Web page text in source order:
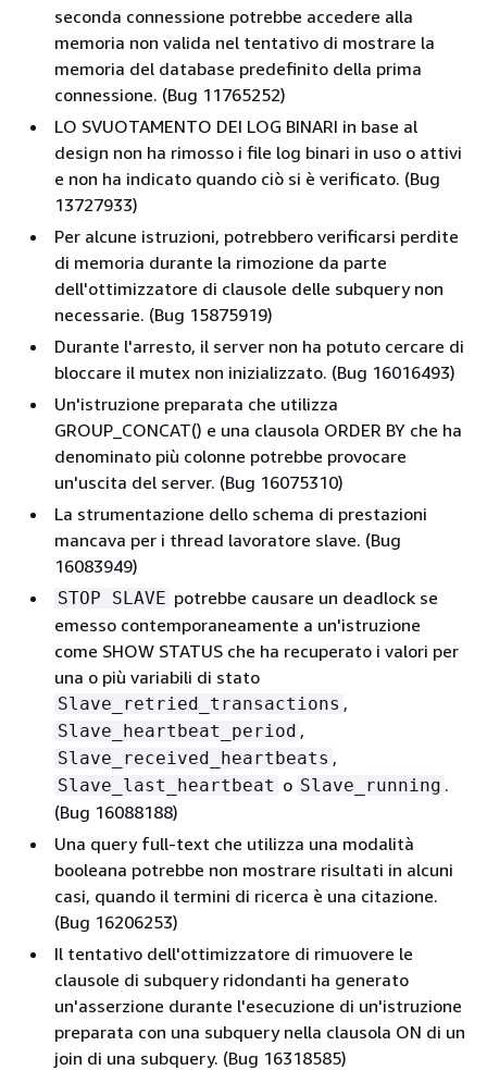
seconda connessione potrebbe accedere alla
memoria non valida nel tentativo di mostrare la
memoria del database predefinito della prima
connessione. (Bug 11765252)
LO SVUOTAMENTO DEI LOG BINARI in base al
design non ha rimosso i file log binari in uso o attivi
e non ha indicato quando ciò si è verificato. (Bug
13727933)
Per alcune istruzioni, potrebbero verificarsi perdite
di memoria durante la rimozione da parte
dell'ottimizzatore di clausole delle subquery non
necessarie. (Bug 15875919)
Durante l'arresto, il server non ha potuto cercare di
bloccare il mutex non inizializzato. (Bug 16016493)
Un'istruzione preparata che utilizza
GROUP_CONCAT() e una clausola ORDER BY che ha
denominato più colonne potrebbe provocare
un'uscita del server. (Bug 16075310)
La strumentazione dello schema di prestazioni
mancava per i thread lavoratore slave. (Bug
16083949)
STOP SLAVE potrebbe causare un deadlock se
emesso contemporaneamente a un'istruzione
come SHOW STATUS che ha recuperato i valori per
una o più variabili di stato
Slave_retried_transactions ,
Slave_heartbeat_period ,
Slave_received_heartbeats ,
Slave_last_heartbeat o Slave_running .
(Bug 16088188)
Una query full-text che utilizza una modalità
booleana potrebbe non mostrare risultati in alcuni
casi, quando il termini di ricerca è una citazione.
(Bug 16206253)
Il tentativo dell'ottimizzatore di rimuovere le
clausole di subquery ridondanti ha generato
un'asserzione durante l'esecuzione di un'istruzione
preparata con una subquery nella clausola ON di un
join di una subquery. (Bug 16318585)